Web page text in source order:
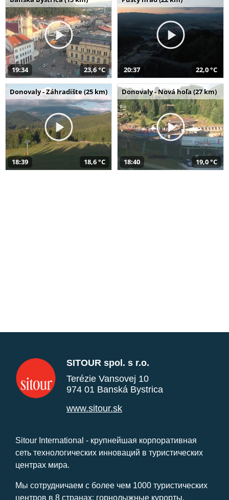
19:34 23,6 °C 20:37 22,0 °C
Donovaly - Záhradište (25 km)
18:39 18,6 °C
Donovaly - Nová hoľa (27 km)
18:40 19,0 °C
SITOUR spol. s r.o.
Terézie Vansovej 10
974 01 Banská Bystrica
www.sitour.sk
Sitour International - крупнейшая корпоративная
сеть технологических инноваций в туристических
центрах мира.
Мы сотрудничаем с более чем 1000 туристических
центров в 8 странах: горнолыжные курорты,